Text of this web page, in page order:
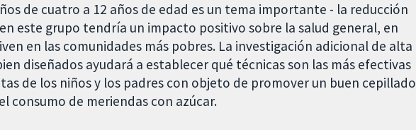
de cuatro a 12 años de edad es un tema importante - la reducción
este grupo tendría un impacto positivo sobre la salud general, en
en las comunidades más pobres. La investigación adicional de alta
diseñados ayudará a establecer qué técnicas son las más efectivas
de los niños y los padres con objeto de promover un buen cepillado
consumo de meriendas con azúcar.